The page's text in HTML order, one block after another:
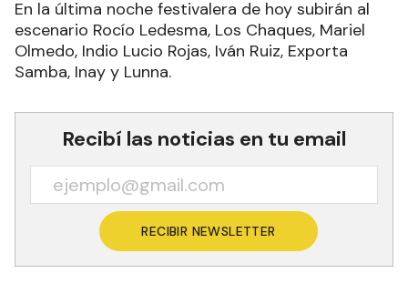
En la última noche festivalera de hoy subirán al
escenario Rocío Ledesma, Los Chaques, Mariel
Olmedo, Indio Lucio Rojas, Iván Ruiz, Exporta
Samba, Inay y Lunna.
Recibí las noticias en tu email
RECIBIR NEWSLETTER